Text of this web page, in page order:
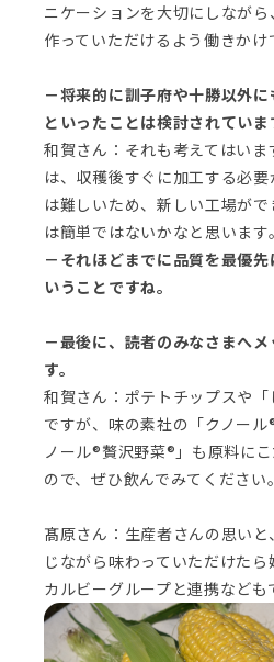
ニケーションを大切にしなが
作っていただけるよう働きかけ
－将来的に訓子府や十勝以外
といったことは検討されていま
和賀さん：それも考えてはい
は、収穫後すぐに加工する必
は難しいため、新しい工場が
は簡単ではないかなと思います。
－それほどまでに品質を最優
いうことですね。
－最後に、読者のみなさまへ
す。
和賀さん：ポテトチップスや
ですが、味の素社の「クノー
ノール®贅沢野菜®」も原料に
ので、ぜひ飲んでみてください。
髙原さん：生産者さんの思い
じながら味わっていただけたら
カルビーグループと連携なども